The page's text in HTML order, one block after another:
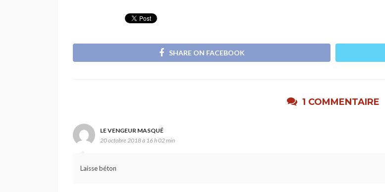
SHARE ON FACEBOOK
1 COMMENTAIRE
LE VENGEUR MASQUÉ
20 octobre 2018 à 16 h 02 min
Laisse béton